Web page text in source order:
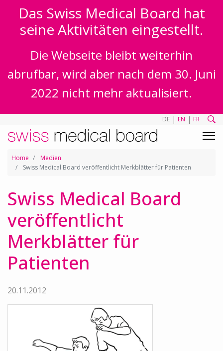
Das Swiss Medical Board hat
seine Aktivitäten eingestellt.
Die Webseite bleibt weiterhin
abrufbar, wird aber nach dem 30. Juni
2022 nicht mehr aktualisiert.
DE | EN | FR
Home
Medien
Swiss Medical Board veröffentlicht Merkblätter für Patienten
Swiss Medical Board
veröffentlicht
Merkblätter für
Patienten
20.11.2012